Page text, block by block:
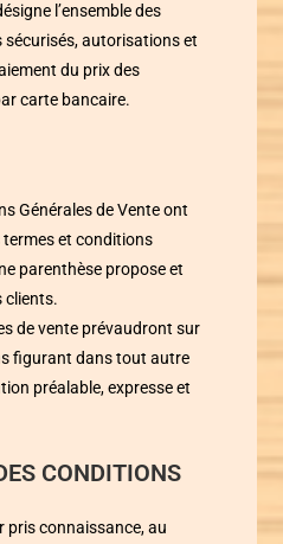
l’ensemble des
autorisations et
du prix des
carte bancaire.
Générales de Vente ont
termes et conditions
parenthèse propose et
clients.
de vente prévaudront sur
figurant dans tout autre
préalable, expresse et
CONDITIONS
pris connaissance, au